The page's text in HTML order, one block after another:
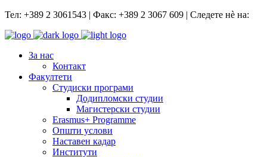
Тел: +389 2 3061543 | Факс: +389 2 3067 609 | Следете нѐ на:
За нас
Контакт
Факултети
Студиски програми
Додипломски студии
Магистерски студии
Erasmus+ Programme
Општи услови
Наставен кадар
Институти